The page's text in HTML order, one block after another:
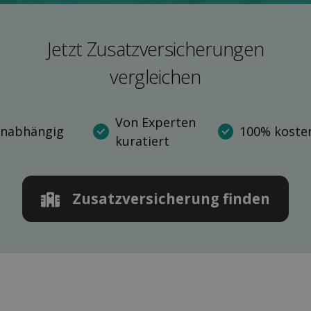
Jetzt Zusatz­versicherungen
ver­gleichen
Von Experten
kuratiert
100%
Zusatz­versicherung finden